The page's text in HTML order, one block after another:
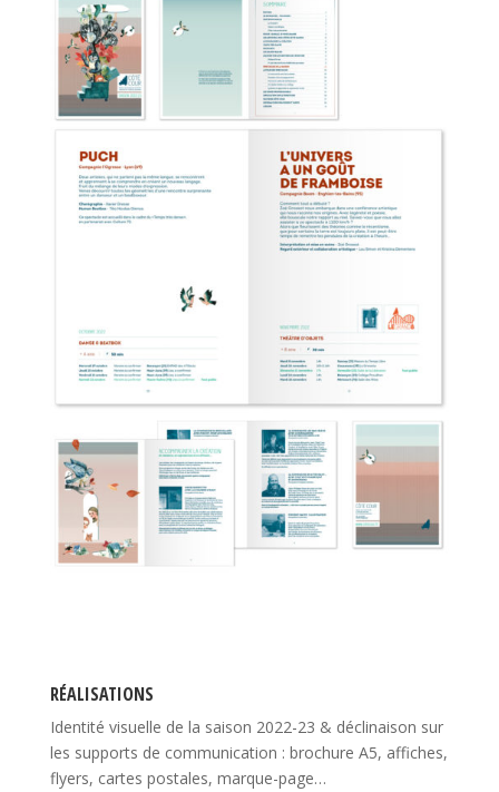
RÉALISATIONS
Identité visuelle de la saison 2022-23 & déclinaison sur
les supports de communication : brochure A5, affiches,
flyers, cartes postales, marque-page…